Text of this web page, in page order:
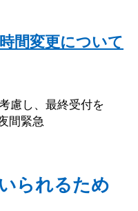
間変更について
慮し、最終受付を
間緊急
られるため